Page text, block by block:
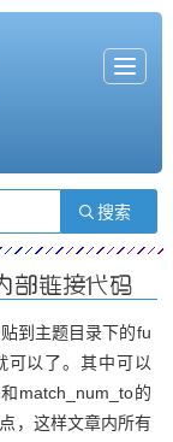
T
o
a
t
i
o
部链接代码
到主题目录下的fu
可以了。其中可以
match_num_to的
，这样文章内所有